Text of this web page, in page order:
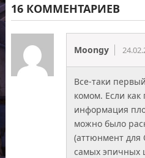
16 КОММЕНТАРИЕВ
Moongy
Все-таки
комом. Если как
информация
можно было
(аттюнмент
самых эпичных